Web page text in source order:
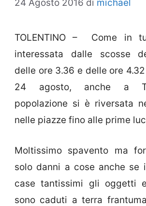
24 Agosto 2016 di michael
TOLENTINO – Come in
interessata dalle scosse
delle ore 3.36 e delle ore
24 agosto, anche a
popolazione si è riversata
nelle piazze fino alle prime
Moltissimo spavento ma
solo danni a cose anche se
case tantissimi gli oggetti
sono caduti a terra